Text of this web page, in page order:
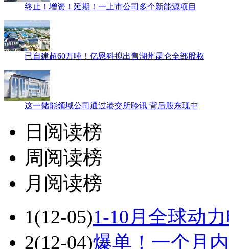
终止！增资！延期！一上市公司多个新能源项目
已自建超60万吨！亿恩科拟出售湖州昆仑全部股权
这一储能领域公司通过港交所聆讯 背后股东现中
日阅读榜
周阅读榜
月阅读榜
1(12-05)1-10月全球动
2(12-04)爆单！一个月